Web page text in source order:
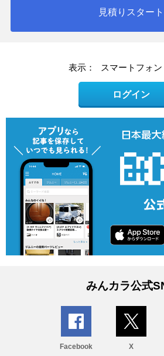
見積りスタート
表示： スマートフォン
ログイン
みんカラ公式
Facebook X